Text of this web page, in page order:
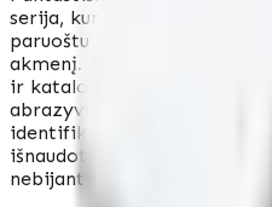
serija, kur abrazyvinis
paruoštu grūdinto stiklo
akmenį. Ant stiklo yra
ir katalogo numerio
abrazyvinį sluoksnį
identifikavimo. Puikus
išnaudoti šlifavimo
nebijant nuskilti akmens.